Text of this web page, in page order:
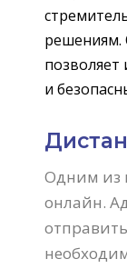
решениям.
позволяет
и
Одним из
онлайн.